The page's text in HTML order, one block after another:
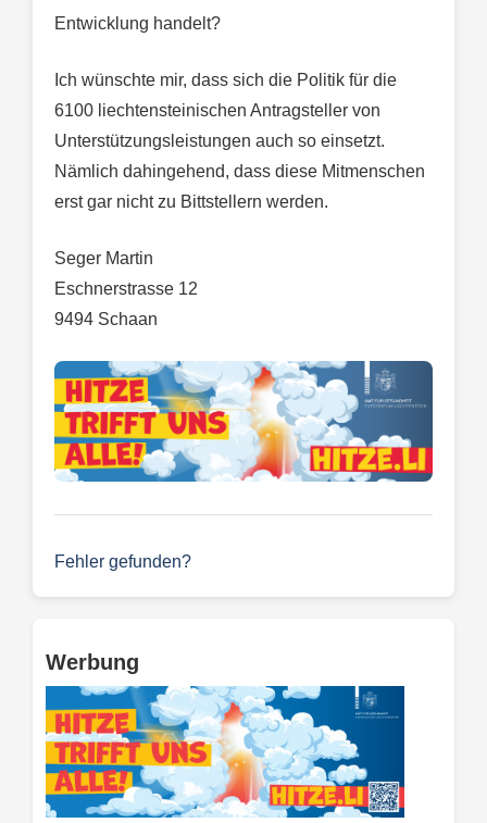
Entwicklung handelt?
Ich wünschte mir, dass sich die Politik für die
6100 liechtensteinischen Antragsteller von
Unterstützungsleistungen auch so einsetzt.
Nämlich dahingehend, dass diese Mitmenschen
erst gar nicht zu Bittstellern werden.
Seger Martin
Eschnerstrasse 12
9494 Schaan
Fehler gefunden?
Werbung